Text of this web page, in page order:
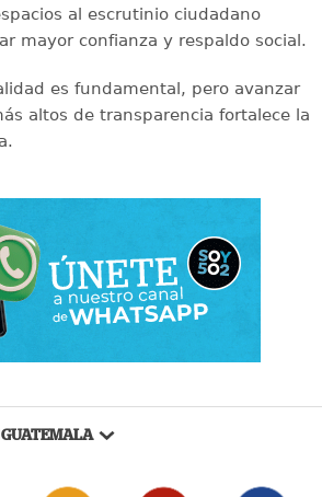
al escrutinio ciudadano
mayor confianza y respaldo social.
es fundamental, pero avanzar
altos de transparencia fortalece la